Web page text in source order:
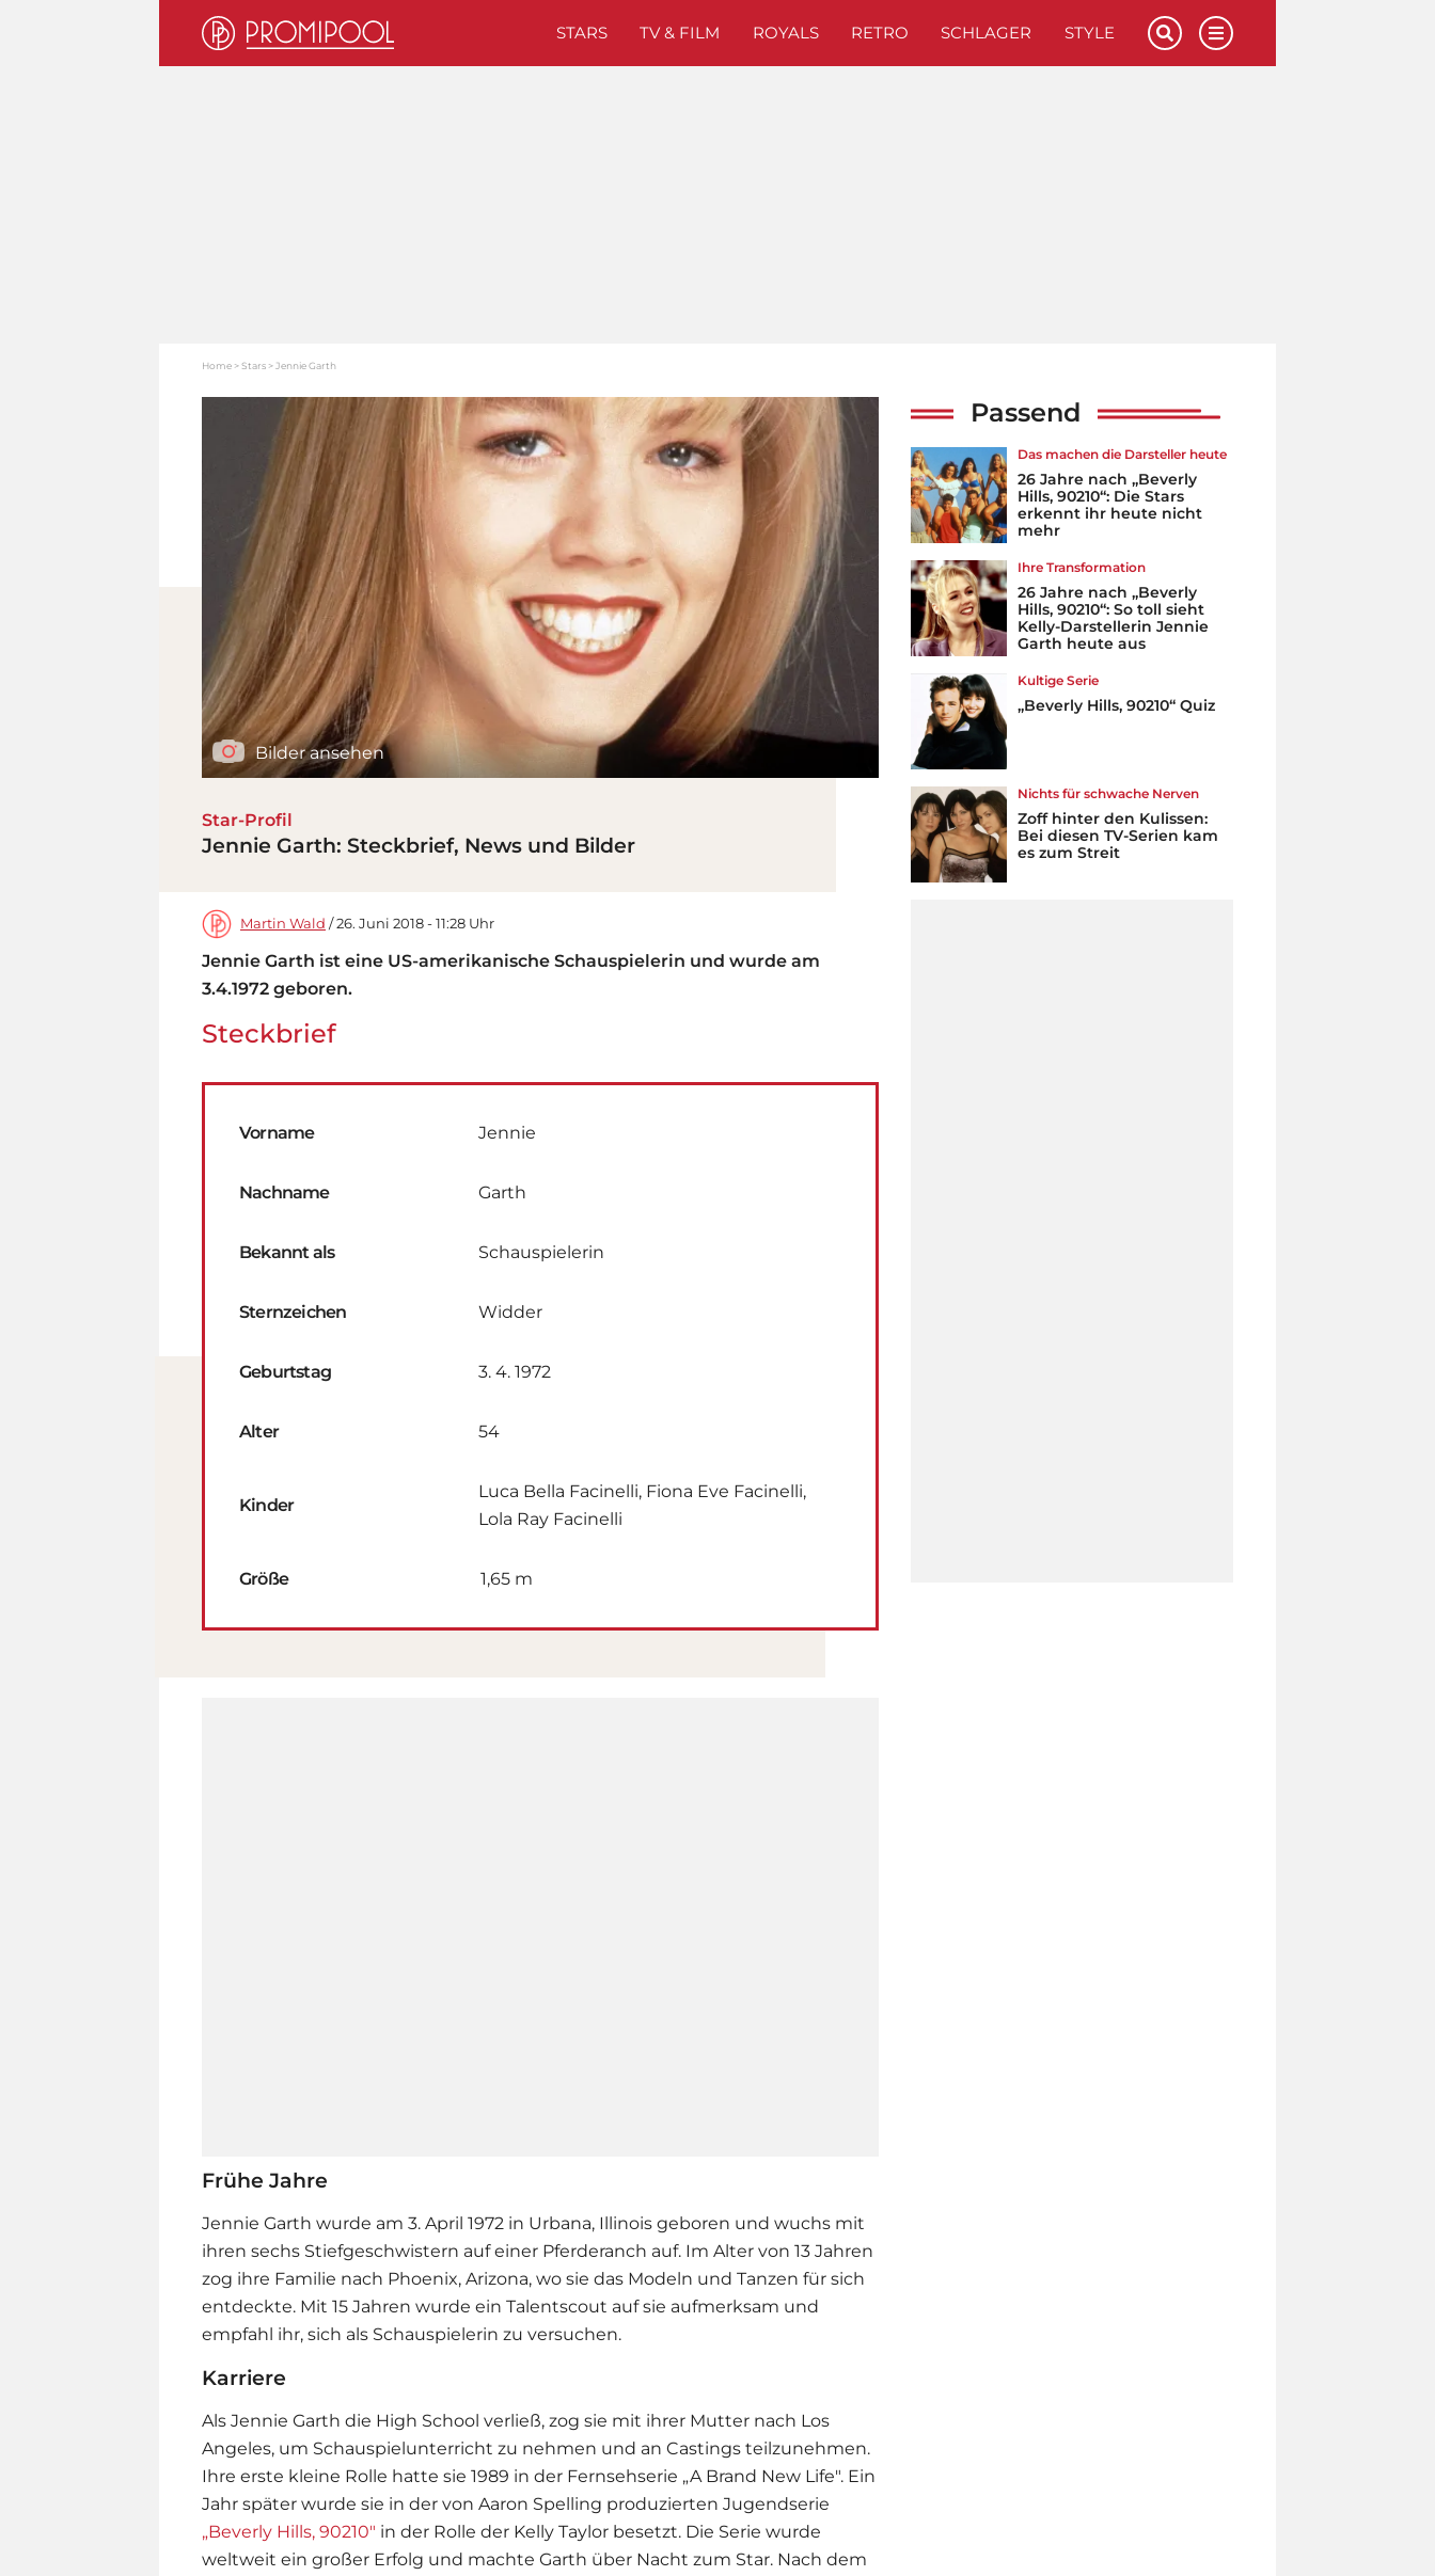
STARS TV & FILM ROYALS RETRO SCHLAGER STYLE
Home Stars Jennie Garth
Bilder ansehen
Star-Profil
Jennie Garth: Steckbrief, News und Bilder
Martin Wald / 26. Juni 2018 - 11:28 Uhr
Jennie Garth ist eine US-amerikanische Schauspielerin und wurde am
3.4.1972 geboren.
Steckbrief
Vorname Jennie
Nachname Garth
Bekannt als Schauspielerin
Sternzeichen Widder
Geburtstag 3. 4. 1972
Alter 54
Kinder
Luca Bella Facinelli, Fiona Eve Facinelli,
Lola Ray Facinelli
Größe 1,65 m
Frühe Jahre
Jennie Garth wurde am 3. April 1972 in Urbana, Illinois geboren und wuchs mit
ihren sechs Stiefgeschwistern auf einer Pferderanch auf. Im Alter von 13 Jahren
zog ihre Familie nach Phoenix, Arizona, wo sie das Modeln und Tanzen für sich
entdeckte. Mit 15 Jahren wurde ein Talentscout auf sie aufmerksam und
empfahl ihr, sich als Schauspielerin zu versuchen.
Karriere
Als Jennie Garth die High School verließ, zog sie mit ihrer Mutter nach Los
Angeles, um Schauspielunterricht zu nehmen und an Castings teilzunehmen.
Ihre erste kleine Rolle hatte sie 1989 in der Fernsehserie „A Brand New Life". Ein
Jahr später wurde sie in der von Aaron Spelling produzierten Jugendserie
„Beverly Hills, 90210" in der Rolle der Kelly Taylor besetzt. Die Serie wurde
weltweit ein großer Erfolg und machte Garth über Nacht zum Star. Nach dem
Passend
Das machen die Darsteller heute
26 Jahre nach „Beverly
Hills, 90210“: Die Stars
erkennt ihr heute nicht
mehr
Ihre Transformation
26 Jahre nach „Beverly
Hills, 90210“: So toll sieht
Kelly-Darstellerin Jennie
Garth heute aus
Kultige Serie
„Beverly Hills, 90210“ Quiz
Nichts für schwache Nerven
Zoff hinter den Kulissen:
Bei diesen TV-Serien kam
es zum Streit